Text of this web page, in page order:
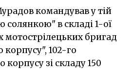
командував у тій
солянкою" в складі 1-ої
мотострілецьких бригад
корпусу", 102-го
корпусу зі складу 150